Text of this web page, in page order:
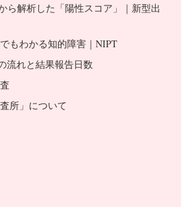
ら解析した「陽性スコア」｜新型出
もわかる知的障害｜NIPT
流れと結果報告日数
所」について